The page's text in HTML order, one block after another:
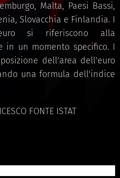
Malta, Paesi Bassi,
Slovacchia e Finlandia. I
si riferiscono alla
in un momento specifico. I
dell'area dell'euro
una formula dell'indice
FONTE ISTAT